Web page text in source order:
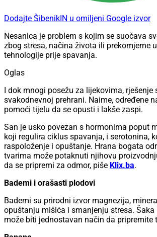
Dodajte ŠibenikIN u omiljeni Google izvor
Nesanica je problem s kojim se suočava
zbog stresa, načina života ili prekomjerne
tehnologije prije spavanja.
Oglas
I dok mnogi posežu za lijekovima, rješenje
svakodnevnoj prehrani. Naime, određene
pomoći tijelu da se opusti i lakše zaspi.
San je usko povezan s hormonima poput
koji regulira ciklus spavanja, i serotonina,
raspoloženje i opuštanje. Hrana bogata
tvarima može potaknuti njihovu
da se pripremi za odmor, piše Klix.ba.
Bademi i orašasti plodovi
Bademi su prirodni izvor magnezija,
opuštanju mišića i smanjenju stresa. Šaka
može biti jednostavan način da pripremite